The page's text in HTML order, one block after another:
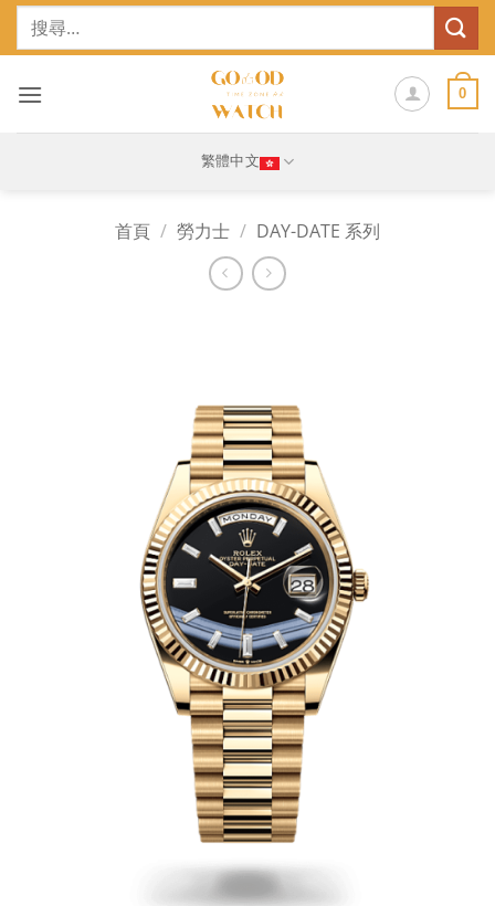
Skip
鍵
0
繁體中文
首頁 / 勞力士 / DAY-DATE 系列